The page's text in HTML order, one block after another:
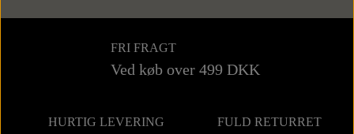
FRI FRAGT
Ved køb over 499 DKK
HURTIG LEVERING FULD RETURRET